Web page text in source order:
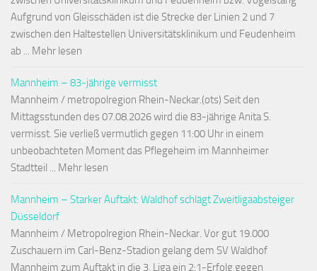
Aufgrund von Gleisschäden ist die Strecke der Linien 2 und 7
zwischen den Haltestellen Universitätsklinikum und Feudenheim
ab ... Mehr lesen
Mannheim – 83-jährige vermisst
Mannheim / metropolregion Rhein-Neckar.(ots) Seit den
Mittagsstunden des 07.08.2026 wird die 83-jährige Anita S.
vermisst. Sie verließ vermutlich gegen 11:00 Uhr in einem
unbeobachteten Moment das Pflegeheim im Mannheimer
Stadtteil ... Mehr lesen
Mannheim – Starker Auftakt: Waldhof schlägt Zweitligaabsteiger
Düsseldorf
Mannheim / Metropolregion Rhein-Neckar. Vor gut 19.000
Zuschauern im Carl-Benz-Stadion gelang dem SV Waldhof
Mannheim zum Auftakt in die 3. Liga ein 2:1-Erfolg gegen